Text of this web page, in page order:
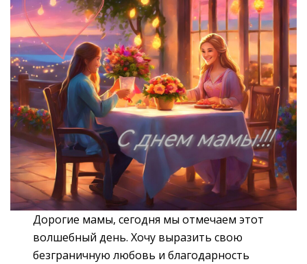
Дорогие мамы, сегодня мы отмечаем этот
волшебный день. Хочу выразить свою
безграничную любовь и благодарность